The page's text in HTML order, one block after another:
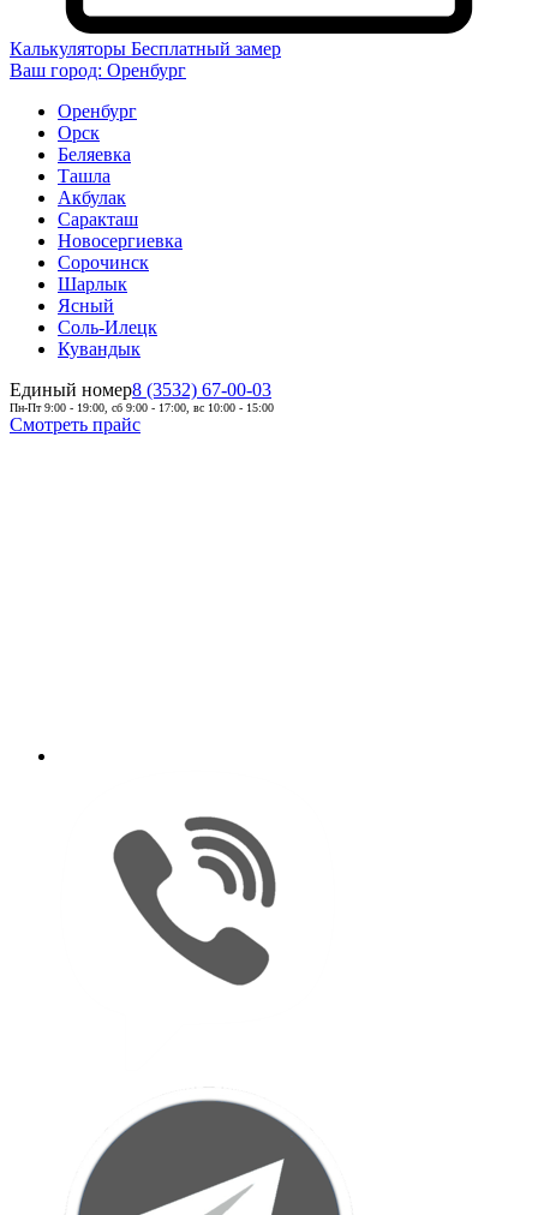
Калькуляторы Бесплатный замер
Ваш город: Оренбург
Оренбург
Орск
Беляевка
Ташла
Акбулак
Саракташ
Новосергиевка
Сорочинск
Шарлык
Ясный
Соль-Илецк
Кувандык
Единый номер8 (3532) 67-00-03
Пн-Пт 9:00 - 19:00, сб 9:00 - 17:00, вс 10:00 - 15:00
Смотреть прайс